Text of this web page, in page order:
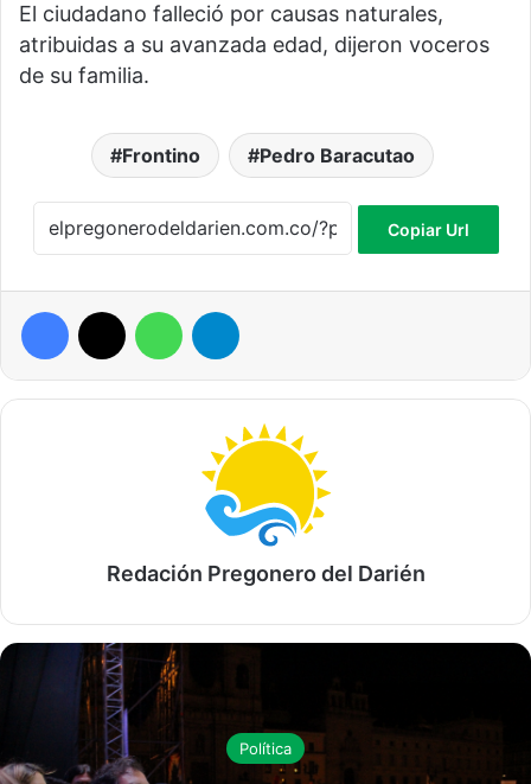
El ciudadano falleció por causas naturales,
atribuidas a su avanzada edad, dijeron voceros
de su familia.
Frontino Pedro Baracutao
Copiar Url
Facebook WhatsApp
Redación Pregonero del Darién
Política